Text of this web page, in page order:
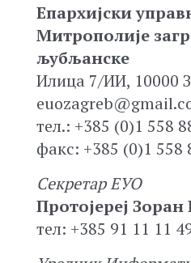
Епархијски
Митрополије
љубљанске
Илица 7/ИИ, 10000
тел.: +385 (0)1 558
факс: +385 (0)1 558
Секретар ЕУО
Протојереј
тел: +385 91 11 11